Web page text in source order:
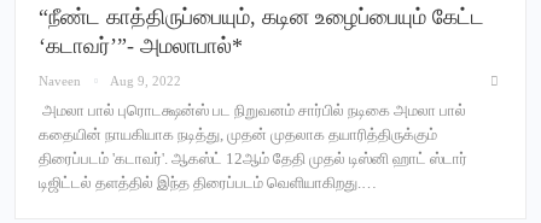
“நீண்ட காத்திருப்பையும், கடின உழைப்பையும் கேட்ட
‘கடாவர்’”- அமலாபால்*
Naveen Aug 9, 2022
­ அமலா பால் புரொடக்ஷன்ஸ் பட நிறுவனம் சார்பில் நடிகை அமலா பால்
கதையின் நாயகியாக நடித்து, முதன் முதலாக தயாரித்திருக்கும்
திரைப்படம் 'கடாவர்'. ஆகஸ்ட் 12ஆம் தேதி முதல் டிஸ்னி ஹாட் ஸ்டார்
டிஜிட்டல் தளத்தில் இந்த திரைப்படம் வெளியாகிறது.…